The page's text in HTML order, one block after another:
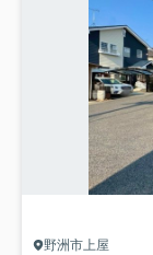
野洲市上屋